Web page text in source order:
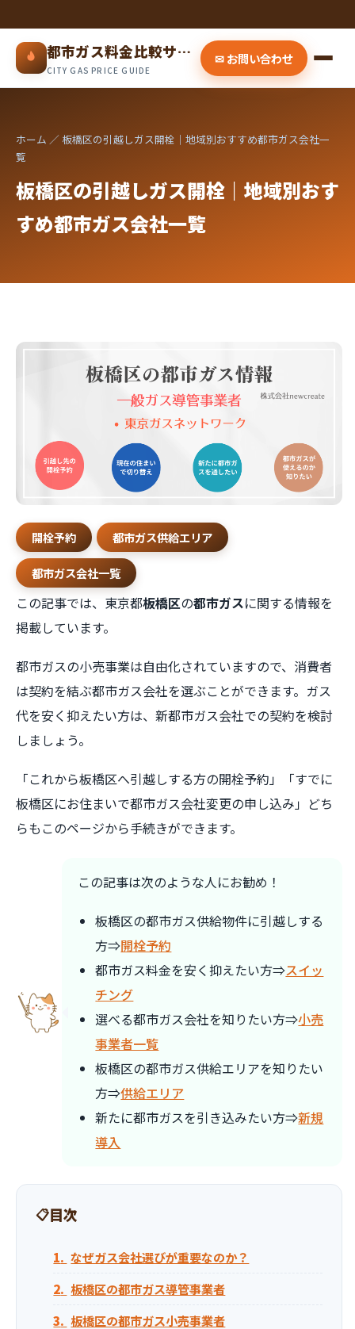
都市ガス料金比較サイト
CITY GAS PRICE GUIDE
✉ お問い合わせ
ホーム ／ 板橋区の引越しガス開栓｜地域別おすすめ都市ガス会社一
覧
板橋区の引越しガス開栓｜地域別おす
すめ都市ガス会社一覧
開栓予約 都市ガス供給エリア
都市ガス会社一覧
この記事では、東京都板橋区の都市ガスに関する情報を
掲載しています。
都市ガスの小売事業は自由化されていますので、消費者
は契約を結ぶ都市ガス会社を選ぶことができます。ガス
代を安く抑えたい方は、新都市ガス会社での契約を検討
しましょう。
「これから板橋区へ引越しする方の開栓予約」「すでに
板橋区にお住まいで都市ガス会社変更の申し込み」どち
らもこのページから手続きができます。
この記事は次のような人にお勧め！
板橋区の都市ガス供給物件に引越しする
方⇒開栓予約
都市ガス料金を安く抑えたい方⇒スイッ
チング
選べる都市ガス会社を知りたい方⇒小売
事業者一覧
板橋区の都市ガス供給エリアを知りたい
方⇒供給エリア
新たに都市ガスを引き込みたい方⇒新規
導入
目次
なぜガス会社選びが重要なのか？
板橋区の都市ガス導管事業者
板橋区の都市ガス小売事業者